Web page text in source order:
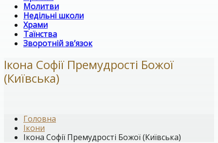
Молитви
Недільні школи
Храми
Таїнства
Зворотній зв’язок
Ікона Софії Премудрості Божої
(Київська)
Головна
Ікони
Ікона Софії Премудрості Божої (Київська)